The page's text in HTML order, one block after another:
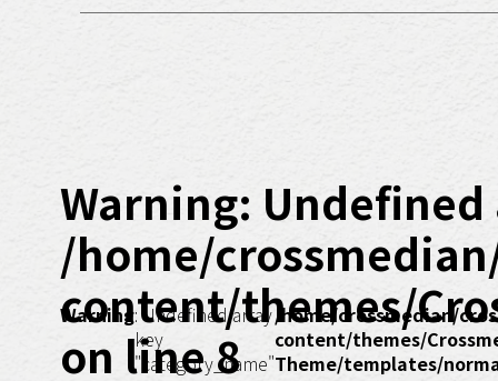
Warning:
/home/
content/themes/
on line8
Warning: Undefined array
key
"category_name"
/home/crossmedian/
content/themes/
Theme/templates/